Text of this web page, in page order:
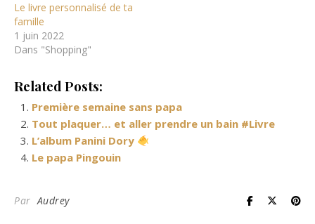
Le livre personnalisé de ta
famille
1 juin 2022
Dans "Shopping"
Related Posts:
Première semaine sans papa
Tout plaquer… et aller prendre un bain #Livre
L’album Panini Dory
Le papa Pingouin
ParAudrey